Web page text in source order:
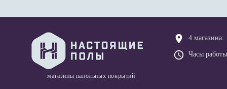
магазины напольных покрытий
place 4 магазина:
query_builder Часы